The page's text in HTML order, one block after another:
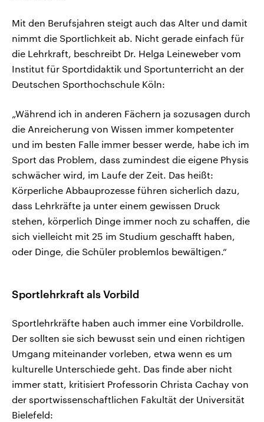
Mit den Berufsjahren steigt auch das Alter und damit
nimmt die Sportlichkeit ab. Nicht gerade einfach für
die Lehrkraft, beschreibt Dr. Helga Leineweber vom
Institut für Sportdidaktik und Sportunterricht an der
Deutschen Sporthochschule Köln:
„Während ich in anderen Fächern ja sozusagen durch
die Anreicherung von Wissen immer kompetenter
und im besten Falle immer besser werde, habe ich im
Sport das Problem, dass zumindest die eigene Physis
schwächer wird, im Laufe der Zeit. Das heißt:
Körperliche Abbauprozesse führen sicherlich dazu,
dass Lehrkräfte ja unter einem gewissen Druck
stehen, körperlich Dinge immer noch zu schaffen, die
sich vielleicht mit 25 im Studium geschafft haben,
oder Dinge, die Schüler problemlos bewältigen.“
Sportlehrkraft als Vorbild
Sportlehrkräfte haben auch immer eine Vorbildrolle.
Der sollten sie sich bewusst sein und einen richtigen
Umgang miteinander vorleben, etwa wenn es um
kulturelle Unterschiede geht. Das finde aber nicht
immer statt, kritisiert Professorin Christa Cachay von
der sportwissenschaftlichen Fakultät der Universität
Bielefeld: